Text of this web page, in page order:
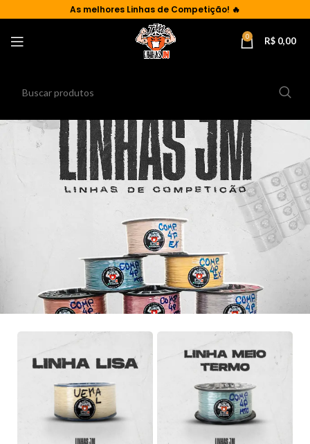
As melhores Linhas de Competição! 🔥
0 R$ 0,00